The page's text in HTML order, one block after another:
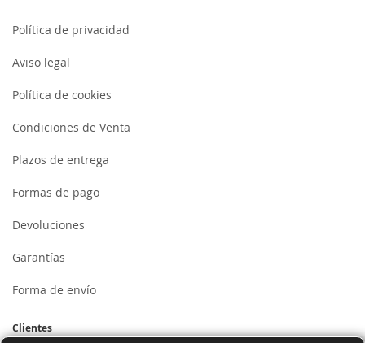
Política de privacidad
Aviso legal
Política de cookies
Condiciones de Venta
Plazos de entrega
Formas de pago
Devoluciones
Garantías
Forma de envío
Clientes